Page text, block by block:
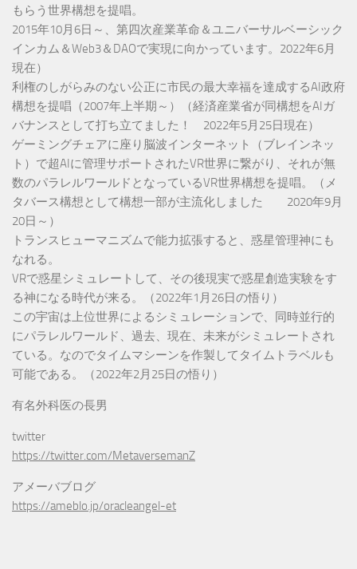
もらう世界構想を提唱。
2015年10月6日～、第四次産業革命＆ユニバーサルベーシック
インカム＆Web3＆DAOで実現に向かっています。2022年6月
現在）
利権のしがらみのない公正に市民の最大幸福を達成するAI政府
構想を提唱（2007年上半期～）（経済産業省が同構想をAIガ
バナンスとして打ち立てました！ 2022年5月25日現在）
ゲーミングチェアに座り脳波インターネット（ブレインネッ
ト）で超AIに管理サポートされたVR世界に繋がり、それが無
数のパラレルワールドとなっているVR世界構想を提唱。（メ
タバース構想として構想一部が主流化しました 2020年9月
20日～）
トランスヒューマニズムで能力拡張すると、惑星管理神にも
なれる。
VRで惑星シミュレートして、その後現実で惑星創造実験をす
る神になる時代が来る。（2022年1月26日の悟り）
この宇宙は上位世界によるシミュレーションで、同時並行的
にパラレルワールド、過去、現在、未来がシミュレートされ
ている。なのでタイムマシーンを作製してタイムトラベルも
可能である。（2022年2月25日の悟り）
有名外科医の長男
twitter
https://twitter.com/MetaversemanZ
アメーバブログ
https://ameblo.jp/oracleangel-et